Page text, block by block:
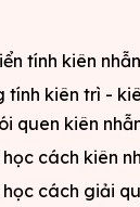
tính kiên
kiên trì -
quen kiên
cách kiên
cách giải